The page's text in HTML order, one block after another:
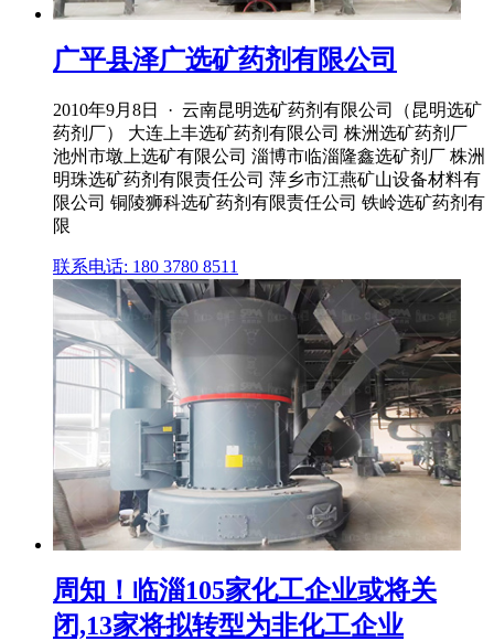
广平县泽广选矿药剂有限公司
2010年9月8日 · 云南昆明选矿药剂有限公司（昆明选矿
药剂厂） 大连上丰选矿药剂有限公司 株洲选矿药剂厂
池州市墩上选矿有限公司 淄博市临淄隆鑫选矿剂厂 株洲
明珠选矿药剂有限责任公司 萍乡市江燕矿山设备材料有
限公司 铜陵狮科选矿药剂有限责任公司 铁岭选矿药剂有
限
联系电话: 180 3780 8511
周知！临淄105家化工企业或将关
闭,13家将拟转型为非化工企业